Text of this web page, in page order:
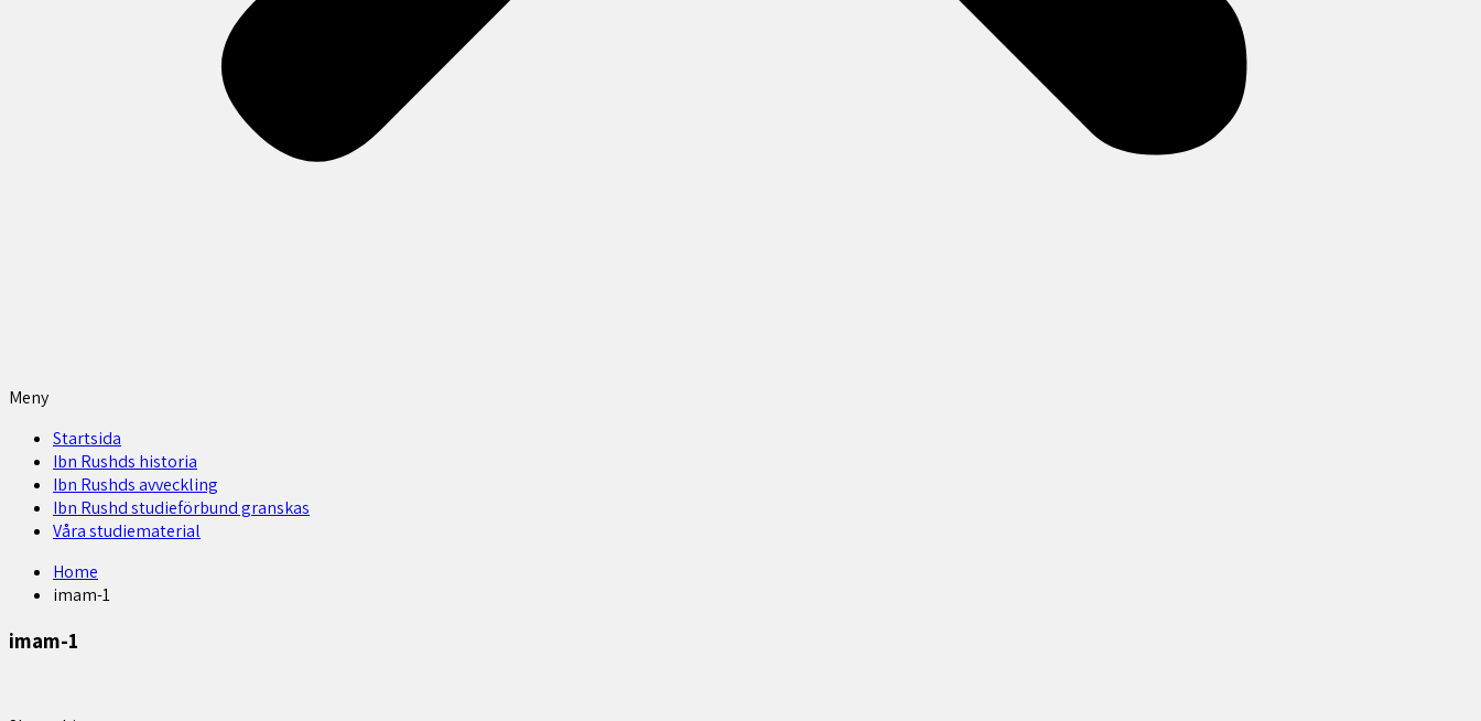
Meny
Startsida
Ibn Rushds historia
Ibn Rushds avveckling
Ibn Rushd studieförbund granskas​
Våra studiematerial
Home
imam-1
imam-1